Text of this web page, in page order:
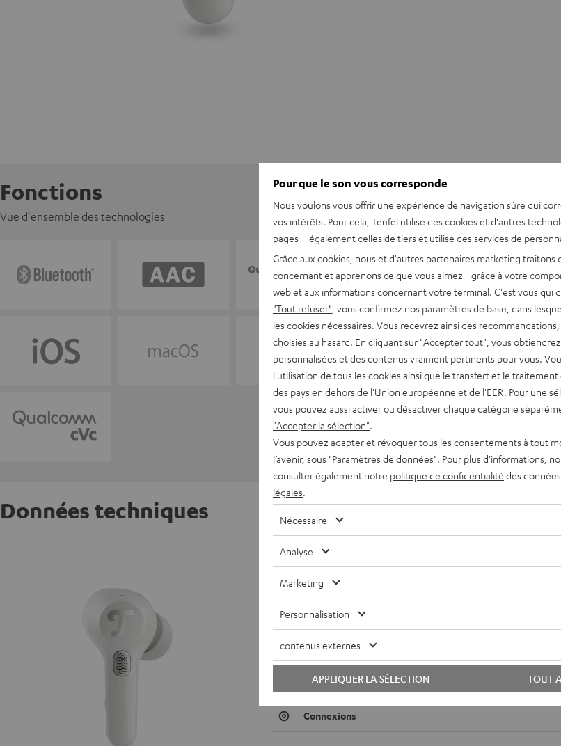
Fonctions
Vue d'ensemble des technologies
Données techniques
Écouteur droit AIRY TWS PRO
Dimensions
Compatibilité
Electronique
Haut-parleurs
Connexions
Pour que le son vous corresponde
Nous voulons vous offrir une expérience de navigation sûre qui
vos intérêts. Pour cela, Teufel utilise des cookies et d'autres
pages – également celles de tiers et utilise des services de
Grâce aux cookies, nous et d'autres partenaires marketing traitons
concernant et apprenons ce que vous aimez - grâce à votre
web et aux informations concernant votre terminal. C'est vous qui
"Tout refuser" , vous confirmez nos paramètres de base, dans
les cookies nécessaires. Vous recevrez ainsi des
choisies au hasard. En cliquant sur "Accepter tout" , vous
personnalisées et des contenus vraiment pertinents pour vous.
l'utilisation de tous les cookies ainsi que le transfert et le traitement
des pays en dehors de l'Union européenne et de l'EER. Pour une
vous pouvez aussi activer ou désactiver chaque catégorie
"Accepter la sélection"
Vous pouvez adapter et révoquer tous les consentements à tout
l’avenir, sous "Paramètres de données". Pour plus d'informations,
consulter également notre politique de confidentialité des
légales
Nécessaire
Analyse
Marketing
Personnalisation
contenus externes
TOUT
APPLIQUER LA SÉLECTION